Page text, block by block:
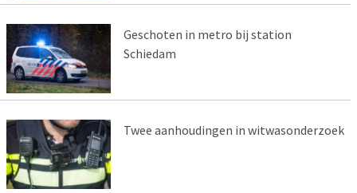
Geschoten in metro bij station
Schiedam
Twee aanhoudingen in witwasonderzoek